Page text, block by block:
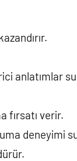
anlatımlar
fırsatı verir.
deneyimi